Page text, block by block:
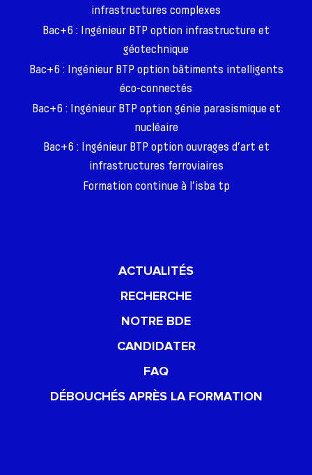
infrastructures complexes
Bac+6 : Ingénieur BTP option infrastructure et
géotechnique
Bac+6 : Ingénieur BTP option bâtiments intelligents
éco-connectés
Bac+6 : Ingénieur BTP option génie parasismique et
nucléaire
Bac+6 : Ingénieur BTP option ouvrages d’art et
infrastructures ferroviaires
Formation continue à l’isba tp
ACTUALITÉS
RECHERCHE
NOTRE BDE
CANDIDATER
FAQ
DÉBOUCHÉS APRÈS LA FORMATION